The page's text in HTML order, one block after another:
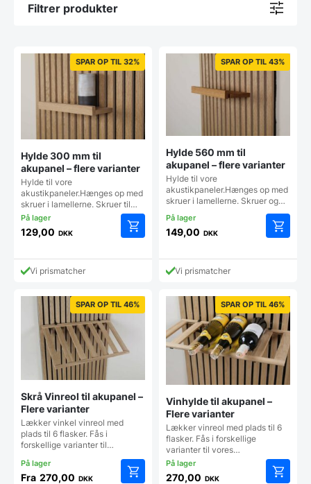
Filtrer produkter
SPAR OP TIL 32%
Hylde 300 mm til
akupanel – flere varianter
Hylde til vore
akustikpaneler.Hænges op med
skruer i lamellerne. Skruer til…
129,00 DKK
vare
varianter.
Mulighederne
kan
på
varesiden
Vi prismatcher
SPAR OP TIL 43%
Hylde 560 mm til
akupanel – flere varianter
Hylde til vore
akustikpaneler.Hænges op med
skruer i lamellerne. Skruer og…
149,00 DKK
vare
kan
vælges
på
Vi prismatcher
SPAR OP TIL 46%
Skrå Vinreol til akupanel –
Flere varianter
Lækker vinkel vinreol med
plads til 6 flasker. Fås i
forskellige varianter til…
Fra 270,00 DKK
SPAR OP TIL 46%
Vinhylde til akupanel –
Flere varianter
Lækker vinreol med plads til 6
flasker. Fås i forskellige
varianter til vores…
270,00 DKK